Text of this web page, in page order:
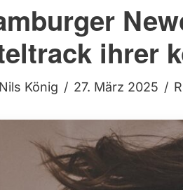
ihrer
Nils König 27. März 2025